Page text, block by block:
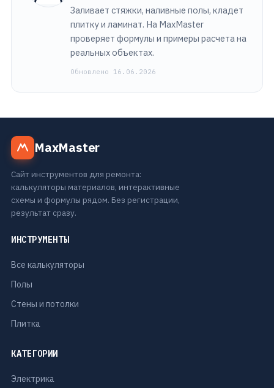
Заливает стяжки, наливные полы, кладет
плитку и ламинат. На MaxMaster
проверяет формулы и примеры расчета на
реальных объектах.
Обновлено 16.06.2026
MaxMaster
Сайт инструментов для ремонта:
калькуляторы материалов, интерактивные
схемы и формулы рядом. Без регистрации,
результат сразу.
ИНСТРУМЕНТЫ
Все калькуляторы
Полы
Стены и потолки
Плитка
КАТЕГОРИИ
Электрика